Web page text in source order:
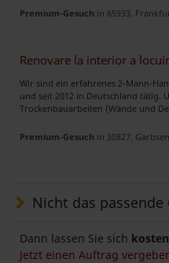
Premium-Gesuch in 65933,
Renovare la interior a
Wir sind ein erfahrenes 2-Mann-
und seit 2012 in Deutschland tätig.
Trockenbauarbeiten (Wände und
Premium-Gesuch in 30827, Garbsen
Nicht das passende
Dann lassen Sie sich
Jetzt einen Auftrag